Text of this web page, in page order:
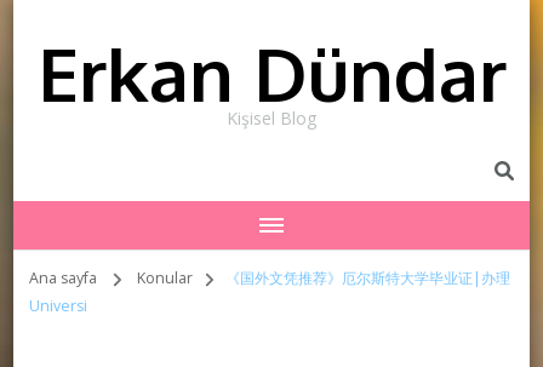
Erkan Dündar
Kişisel Blog
Ana sayfa Konular
《国外文凭推荐》厄尔斯特大学毕业证|办理
Universi